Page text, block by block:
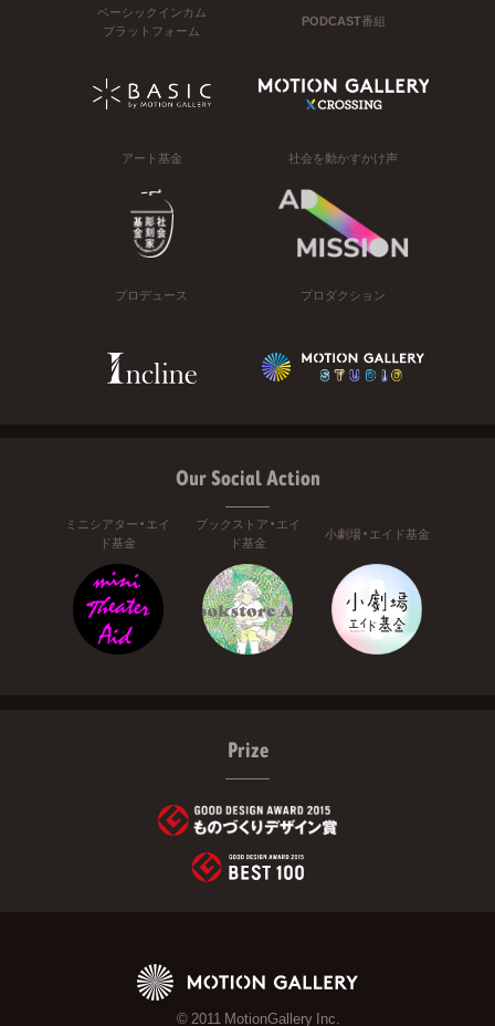
ベーシックインカム
プラットフォーム
PODCAST番組
アート基金 社会を動かすかけ声
プロデュース プロダクション
Our Social Action
ミニシアター・エイ
ド基金
ブックストア・エイ
ド基金
小劇場・エイド基金
Prize
© 2011 MotionGallery Inc.